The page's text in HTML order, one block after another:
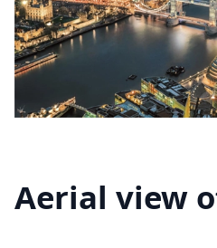
Aerial view